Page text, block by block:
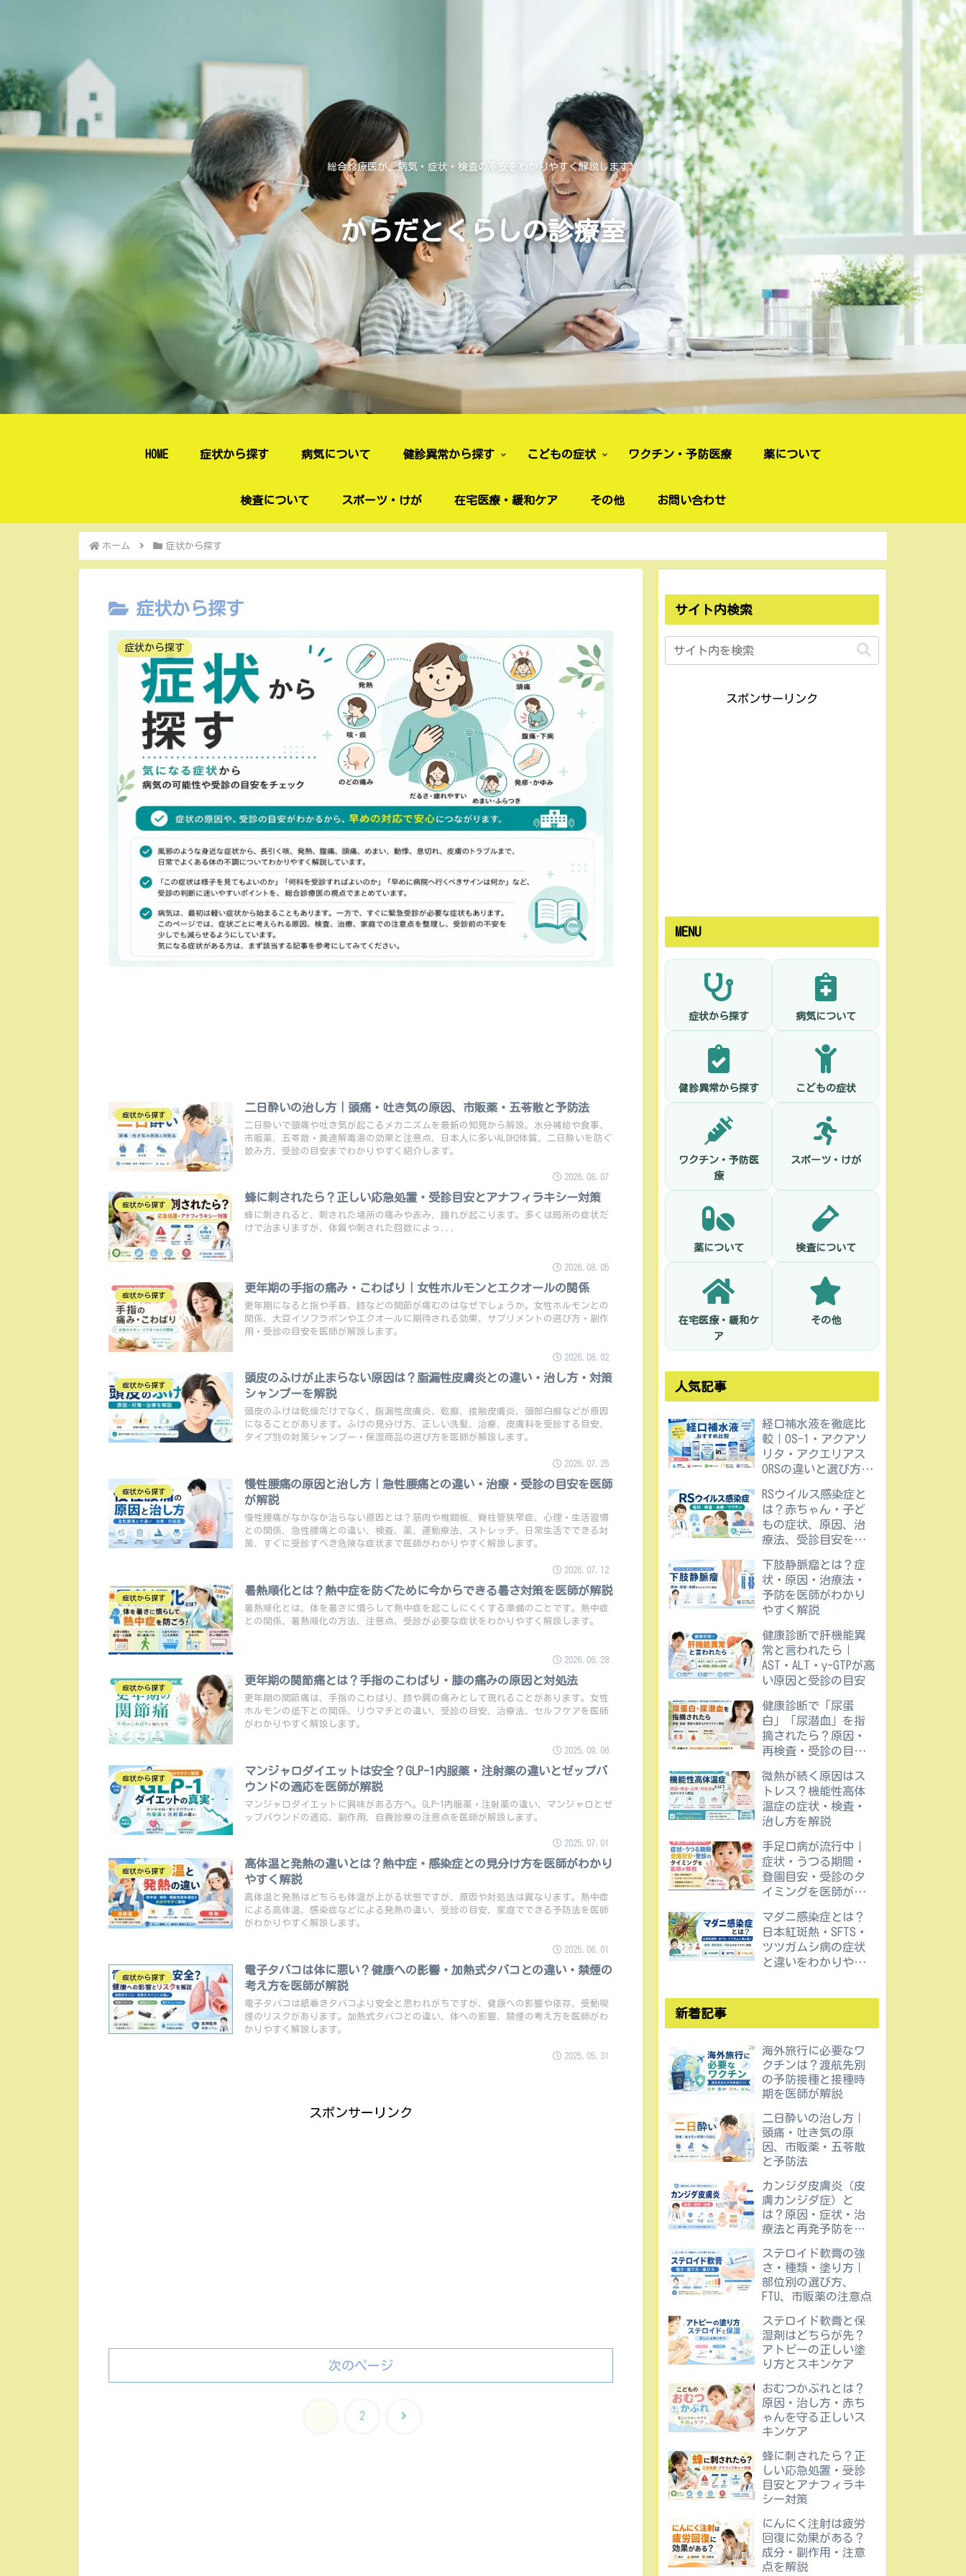
総合診療医が、病気・症状・検査の不安をわかりやすく解説します。
からだとくらしの診療室
HOME 症状から探す 病気について 健診異常から探す こどもの症状 ワクチン・予防医療 薬について
検査について スポーツ・けが 在宅医療・緩和ケア その他 お問い合わせ
ホーム 症状から探す
症状から探す
症状から探す
症状から探す
二日酔いの治し方｜頭痛・吐き気の原因、市販薬・五苓散と予防法
二日酔いで頭痛や吐き気が起こるメカニズムを最新の知見から解説。水分補給や食事、
市販薬、五苓散・黄連解毒湯の効果と注意点、日本人に多いALDH2体質、二日酔いを防ぐ
飲み方、受診の目安までわかりやすく紹介します。
2026.08.07
症状から探す
蜂に刺されたら？正しい応急処置・受診目安とアナフィラキシー対策
蜂に刺されると、刺された場所の痛みや赤み、腫れが起こります。多くは局所の症状だ
けで治まりますが、体質や刺された回数によっ...
2026.08.05
症状から探す
更年期の手指の痛み・こわばり｜女性ホルモンとエクオールの関係
更年期になると指や手首、膝などの関節が痛むのはなぜでしょうか。女性ホルモンとの
関係、大豆イソフラボンやエクオールに期待される効果、サプリメントの選び方・副作
用・受診の目安を医師が解説します。
2026.08.02
症状から探す
頭皮のふけが止まらない原因は？脂漏性皮膚炎との違い・治し方・対策
シャンプーを解説
頭皮のふけは乾燥だけでなく、脂漏性皮膚炎、乾癬、接触皮膚炎、頭部白癬などが原因
になることがあります。ふけの見分け方、正しい洗髪、治療、皮膚科を受診する目安、
タイプ別の対策シャンプー・保湿商品の選び方を医師が解説します。
2026.07.25
症状から探す
慢性腰痛の原因と治し方｜急性腰痛との違い・治療・受診の目安を医師
が解説
慢性腰痛がなかなか治らない原因とは？筋肉や椎間板、脊柱管狭窄症、心理・生活習慣
との関係、急性腰痛との違い、検査、薬、運動療法、ストレッチ、日常生活でできる対
策、すぐに受診すべき危険な症状まで医師がわかりやすく解説します。
2026.07.12
症状から探す
暑熱順化とは？熱中症を防ぐために今からできる暑さ対策を医師が解説
暑熱順化とは、体を暑さに慣らして熱中症を起こしにくくする準備のことです。熱中症
との関係、暑熱順化の方法、注意点、受診が必要な症状をわかりやすく解説します。
2026.06.28
症状から探す
更年期の関節痛とは？手指のこわばり・膝の痛みの原因と対処法
更年期の関節痛は、手指のこわばり、膝や肩の痛みとして現れることがあります。女性
ホルモンの低下との関係、リウマチとの違い、受診の目安、治療法、セルフケアを医師
がわかりやすく解説します。
2025.09.06
症状から探す
マンジャロダイエットは安全？GLP-1内服薬・注射薬の違いとゼップバ
ウンドの適応を医師が解説
マンジャロダイエットに興味がある方へ。GLP-1内服薬・注射薬の違い、マンジャロとゼ
ップバウンドの適応、副作用、自費診療の注意点を医師が解説します。
2025.07.01
症状から探す
高体温と発熱の違いとは？熱中症・感染症との見分け方を医師がわかり
やすく解説
高体温と発熱はどちらも体温が上がる状態ですが、原因や対処法は異なります。熱中症
による高体温、感染症などによる発熱の違い、受診の目安、家庭でできる予防法を医師
がわかりやすく解説します。
2025.06.01
症状から探す
電子タバコは体に悪い？健康への影響・加熱式タバコとの違い・禁煙の
考え方を医師が解説
電子タバコは紙巻きタバコより安全と思われがちですが、健康への影響や依存、受動喫
煙のリスクがあります。加熱式タバコとの違い、体への影響、禁煙の考え方を医師がわ
かりやすく解説します。
2025.05.31
スポンサーリンク
次のページ
2 次
サイト内検索
スポンサーリンク
MENU
症状から探す 病気について
健診異常から探す こどもの症状
ワクチン・予防医
療
スポーツ・けが
薬について 検査について
在宅医療・緩和ケ
ア
その他
人気記事
経口補水液を徹底比
較｜OS-1・アクアソ
リタ・アクエリアス
ORSの違いと選び方を
RSウイルス感染症と
は？赤ちゃん・子ど
もの症状、原因、治
療法、受診目安を医
下肢静脈瘤とは？症
状・原因・治療法・
予防を医師がわかり
やすく解説
健康診断で肝機能異
常と言われたら｜
AST・ALT・γ-GTPが高
い原因と受診の目安
健康診断で「尿蛋
白」「尿潜血」を指
摘されたら？原因・
再検査・受診の目安
微熱が続く原因はス
トレス？機能性高体
温症の症状・検査・
治し方を解説
手足口病が流行中｜
症状・うつる期間・
登園目安・受診のタ
イミングを医師が解
マダニ感染症とは？
日本紅斑熱・SFTS・
ツツガムシ病の症状
と違いをわかりやす
新着記事
海外旅行に必要なワ
クチンは？渡航先別
の予防接種と接種時
期を医師が解説
二日酔いの治し方｜
頭痛・吐き気の原
因、市販薬・五苓散
と予防法
カンジダ皮膚炎（皮
膚カンジダ症）と
は？原因・症状・治
療法と再発予防を医
ステロイド軟膏の強
さ・種類・塗り方｜
部位別の選び方、
FTU、市販薬の注意点
ステロイド軟膏と保
湿剤はどちらが先？
アトピーの正しい塗
り方とスキンケア
おむつかぶれとは？
原因・治し方・赤ち
ゃんを守る正しいス
キンケア
蜂に刺されたら？正
しい応急処置・受診
目安とアナフィラキ
シー対策
にんにく注射は疲労
回復に効果がある？
成分・副作用・注意
点を解説